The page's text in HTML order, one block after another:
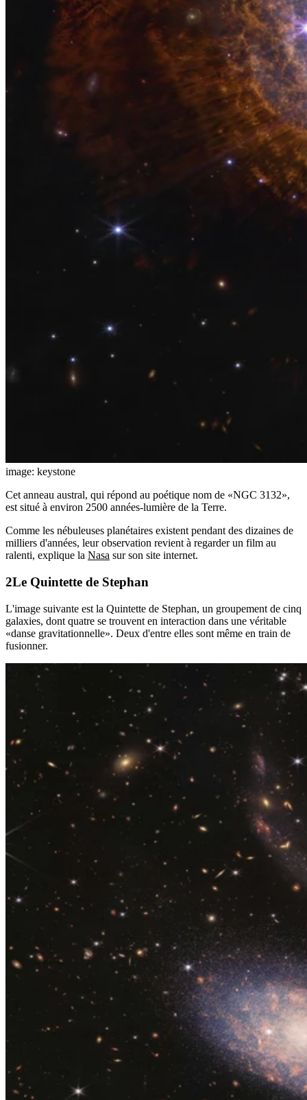
image: keystone
Cet anneau austral, qui répond au poétique nom de «NGC 3132»,
est situé à environ 2500 années-lumière de la Terre.
Comme les nébuleuses planétaires existent pendant des dizaines de
milliers d'années, leur observation revient à regarder un film au
ralenti, explique la Nasa sur son site internet.
Le Quintette de Stephan
L'image suivante est la Quintette de Stephan, un groupement de cinq
galaxies, dont quatre se trouvent en interaction dans une véritable
«danse gravitationnelle». Deux d'entre elles sont même en train de
fusionner.